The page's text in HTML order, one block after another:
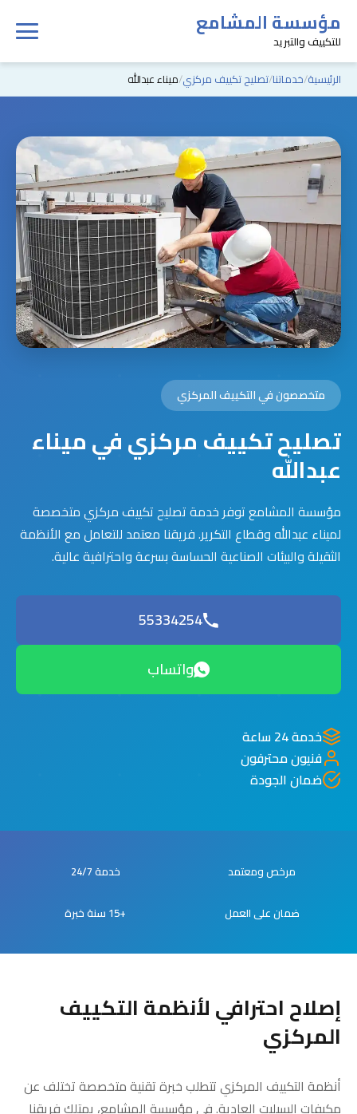
مؤسسة المشامع
للتكييف والتبريد
الرئيسية خدماتنا تصليح تكييف مركزي ميناء عبدالله
متخصصون في التكييف المركزي
تصليح تكييف مركزي في ميناء
عبدالله
مؤسسة المشامع توفر خدمة تصليح تكييف مركزي متخصصة
لميناء عبدالله وقطاع التكرير. فريقنا معتمد للتعامل مع الأنظمة
الثقيلة والبيئات الصناعية الحساسة بسرعة واحترافية عالية.
55334254
واتساب
خدمة 24 ساعة
فنيون محترفون
ضمان الجودة
مرخص ومعتمد خدمة 24/7
ضمان على العمل +15 سنة خبرة
إصلاح احترافي لأنظمة التكييف
المركزي
أنظمة التكييف المركزي تتطلب خبرة تقنية متخصصة تختلف عن
مكيفات السبليت العادية. في مؤسسة المشامع، يمتلك فريقنا